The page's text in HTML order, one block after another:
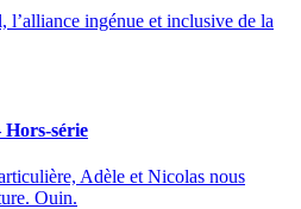
ingénue et inclusive de la
série
Adèle et Nicolas nous
Ouin.